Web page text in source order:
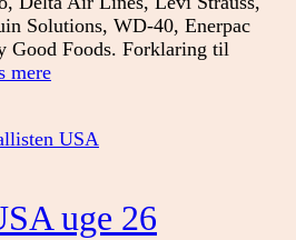
Solutions, WD-40, Enerpac
Good Foods. Forklaring til
mereSignallisten
27USA
uge 26